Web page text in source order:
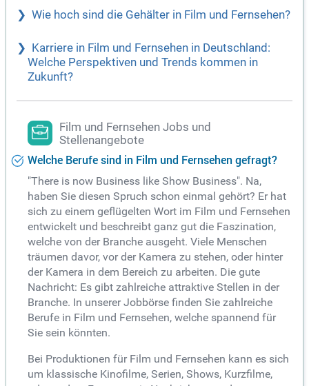
Wie hoch sind die Gehälter in Film und Fernsehen?
Karriere in Film und Fernsehen in Deutschland:
Welche Perspektiven und Trends kommen in
Zukunft?
Film und Fernsehen Jobs und
Stellenangebote
Welche Berufe sind in Film und Fernsehen gefragt?
"There is now Business like Show Business". Na,
haben Sie diesen Spruch schon einmal gehört? Er hat
sich zu einem geflügelten Wort im Film und Fernsehen
entwickelt und beschreibt ganz gut die Faszination,
welche von der Branche ausgeht. Viele Menschen
träumen davor, vor der Kamera zu stehen, oder hinter
der Kamera in dem Bereich zu arbeiten. Die gute
Nachricht: Es gibt zahlreiche attraktive Stellen in der
Branche. In unserer Jobbörse finden Sie zahlreiche
Berufe in Film und Fernsehen, welche spannend für
Sie sein könnten.
Bei Produktionen für Film und Fernsehen kann es sich
um klassische Kinofilme, Serien, Shows, Kurzfilme,